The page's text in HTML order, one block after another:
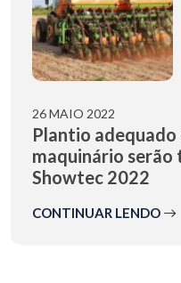
26 MAIO 2022
Plantio
maquinário serão
Showtec 2022
CONTINUAR LENDO